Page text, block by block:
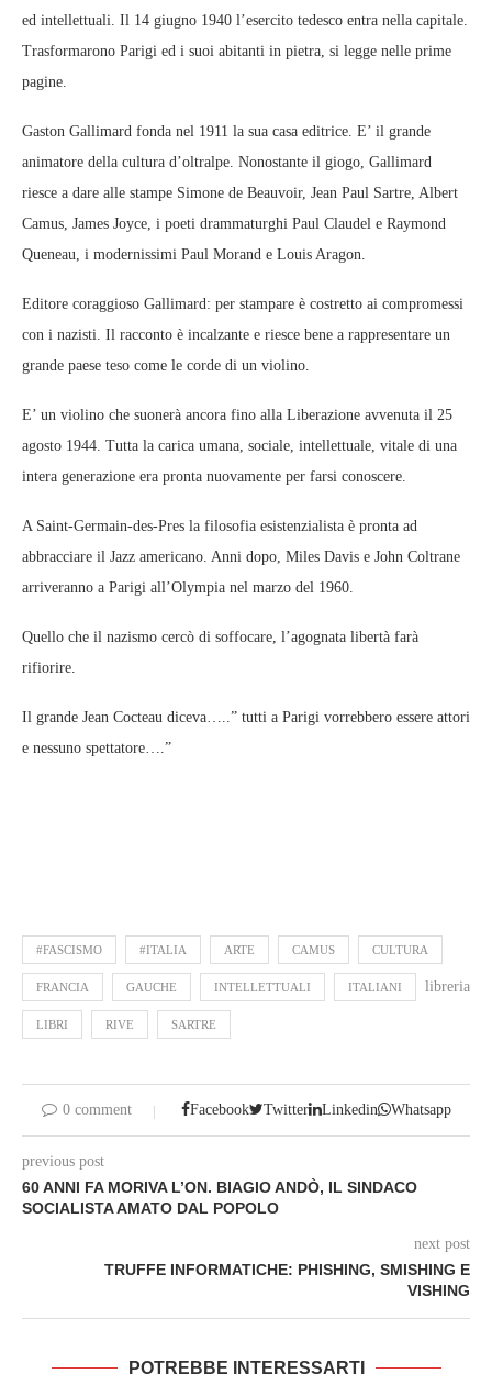
ed intellettuali. Il 14 giugno 1940 l’esercito tedesco entra nella capitale.
Trasformarono Parigi ed i suoi abitanti in pietra, si legge nelle prime
pagine.
Gaston Gallimard fonda nel 1911 la sua casa editrice. E’ il grande
animatore della cultura d’oltralpe. Nonostante il giogo, Gallimard
riesce a dare alle stampe Simone de Beauvoir, Jean Paul Sartre, Albert
Camus, James Joyce, i poeti drammaturghi Paul Claudel e Raymond
Queneau, i modernissimi Paul Morand e Louis Aragon.
Editore coraggioso Gallimard: per stampare è costretto ai compromessi
con i nazisti. Il racconto è incalzante e riesce bene a rappresentare un
grande paese teso come le corde di un violino.
E’ un violino che suonerà ancora fino alla Liberazione avvenuta il 25
agosto 1944. Tutta la carica umana, sociale, intellettuale, vitale di una
intera generazione era pronta nuovamente per farsi conoscere.
A Saint-Germain-des-Pres la filosofia esistenzialista è pronta ad
abbracciare il Jazz americano. Anni dopo, Miles Davis e John Coltrane
arriveranno a Parigi all’Olympia nel marzo del 1960.
Quello che il nazismo cercò di soffocare, l’agognata libertà farà
rifiorire.
Il grande Jean Cocteau diceva…..” tutti a Parigi vorrebbero essere attori
e nessuno spettatore….”
#FASCISMO #ITALIA ARTE CAMUS CULTURA
FRANCIA GAUCHE INTELLETTUALI ITALIANI libreria
LIBRI RIVE SARTRE
0 comment Facebook Twitter Linkedin Whatsapp
previous post
60 ANNI FA MORIVA L’ON. BIAGIO ANDÒ, IL SINDACO
SOCIALISTA AMATO DAL POPOLO
next post
TRUFFE INFORMATICHE: PHISHING, SMISHING E
VISHING
POTREBBE INTERESSARTI